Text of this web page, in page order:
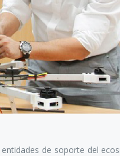
de soporte del
Más de 30
generan
lograr
sostenible y
Perú